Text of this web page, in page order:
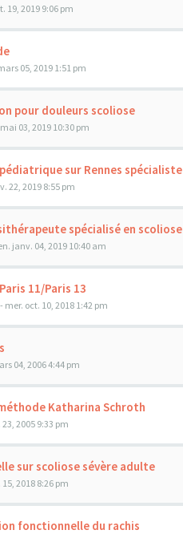
19, 2019 9:06 pm
05, 2019 1:51 pm
pour douleurs scoliose
03, 2019 10:30 pm
sur Rennes
22, 2019 8:55 pm
spécialisé en
janv. 04, 2019 10:40 am
11/Paris 13
- mer. oct. 10, 2018 1:42 pm
04, 2006 4:44 pm
Katharina Schroth
2005 9:33 pm
sur scoliose sévère adulte
2018 8:26 pm
fonctionnelle du rachis